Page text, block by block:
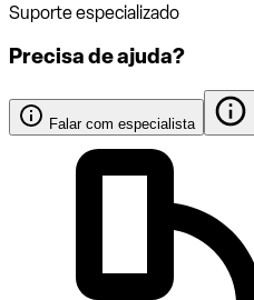
Suporte especializado
Precisa de ajuda?
Falar com especialista